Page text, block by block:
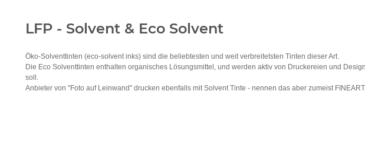
LFP - Solvent & Eco Solvent
Öko-Solventtinten (eco-solvent inks) sind die beliebtesten und weit verbreitetsten Tinten dieser Art.
Die Eco Solventtinten enthalten organisches Lösungsmittel, und werden aktiv von Druckereien und
soll.
Anbieter von "Foto auf Leinwand" drucken ebenfalls mit Solvent Tinte - nennen das aber zumeist FINEART.